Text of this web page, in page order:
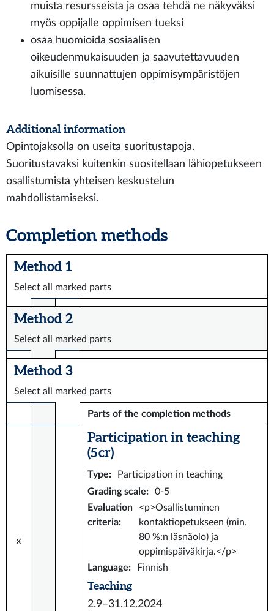
muista resursseista ja osaa tehdä ne näkyväksi
myös oppijalle oppimisen tueksi
osaa huomioida sosiaalisen
oikeudenmukaisuuden ja saavutettavuuden
aikuisille suunnattujen oppimisympäristöjen
luomisessa.
Additional information
Opintojaksolla on useita suoritustapoja.
Suoritustavaksi kuitenkin suositellaan lähiopetukseen
osallistumista yhteisen keskustelun
mahdollistamiseksi.
Completion methods
Method 1
Select all marked parts
Method 2
Select all marked parts
Method 3
Select all marked parts
Parts of the completion methods
x
Participation in teaching
(5 cr)
Type:
Participation in teaching
Grading scale:
0-5
Evaluation
criteria:
<p>Osallistuminen
kontaktiopetukseen (min.
80 %:n läsnäolo) ja
oppimispäiväkirja.</p>
Language: Finnish
Teaching
2.9–31.12.2024